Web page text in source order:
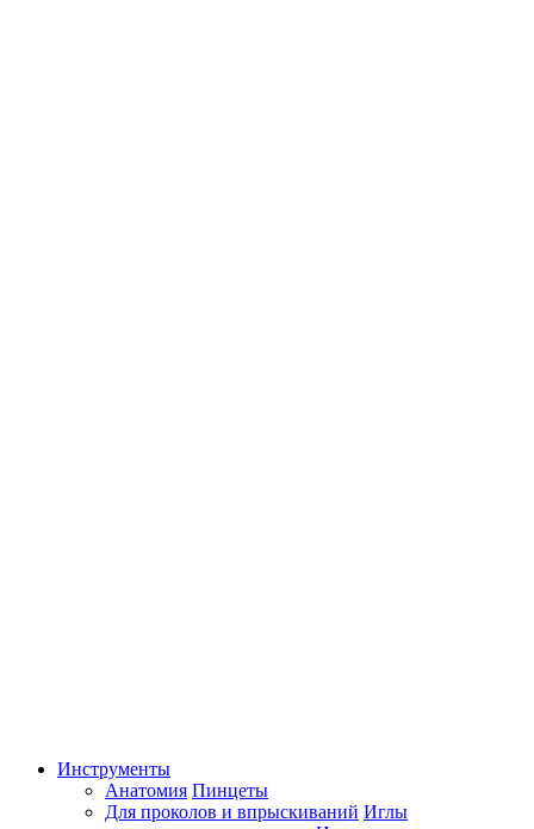
Инструменты
Анатомия Пинцеты
Для проколов и впрыскиваний Иглы